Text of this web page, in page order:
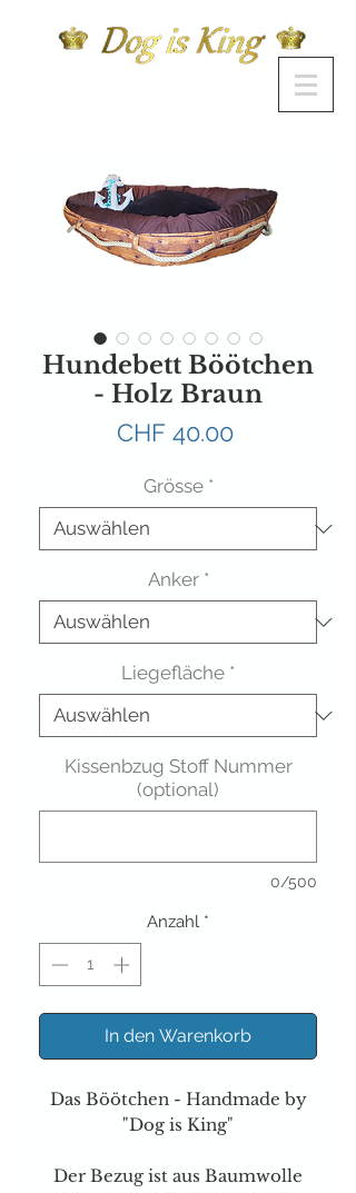
Hundebett Böötchen
- Holz Braun
CHF 40.00Preis
Grösse *
Anker *
Liegefläche *
Kissenbzug Stoff Nummer
(optional)
0/500
Anzahl *
In den Warenkorb
Das Böötchen - Handmade by
"Dog is King"
Der Bezug ist aus Baumwolle